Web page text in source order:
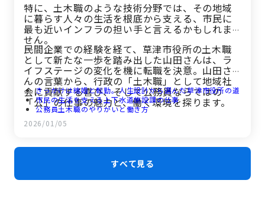
特に、土木職のような技術分野では、その地域
に暮らす人々の生活を根底から支える、市民に
最も近いインフラの担い手と言えるかもしれま
せん。
民間企業での経験を経て、草津市役所の土木職
として新たな一歩を踏み出した山田さんは、ラ
イフステージの変化を機に転職を決意。山田さ
んの言葉から、行政の「土木職」として地域社
会に貢献する喜び、そして公務員ならではの
「公」の仕事の魅力と、働く環境を探ります。
きっかけは結婚と転勤。人生設計から選んだ草津市役所の道
市民の生活を支える上下水道施設課の仕事
公務員土木職のやりがいと働き方
草津市で働く魅力と公務員を目指す方へのメッセージ
2026/01/05
すべて見る